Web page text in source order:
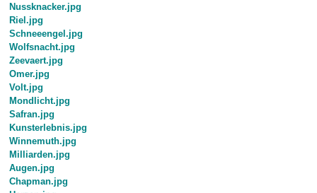
Nussknacker.jpg
Riel.jpg
Schneeengel.jpg
Wolfsnacht.jpg
Zeevaert.jpg
Omer.jpg
Volt.jpg
Mondlicht.jpg
Safran.jpg
Kunsterlebnis.jpg
Winnemuth.jpg
Milliarden.jpg
Augen.jpg
Chapman.jpg